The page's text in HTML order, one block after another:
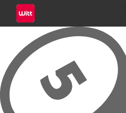
Prejsť na hlavný obsah